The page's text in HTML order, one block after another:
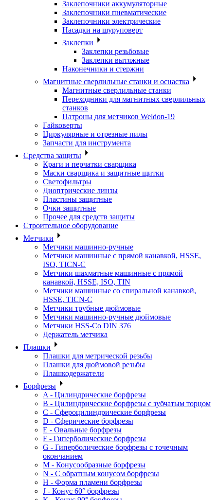
Заклепочники аккумуляторные
Заклепочники пневматические
Заклепочники электрические
Насадки на шуруповерт
Заклепки
Заклепки резьбовые
Заклепки вытяжные
Наконечники и стержни
Магнитные сверлильные станки и оснастка
Магнитные сверлильные станки
Переходники для магнитных сверлильных
станков
Патроны для метчиков Weldon-19
Гайковерты
Циркулярные и отрезные пилы
Запчасти для инструмента
Средства защиты
Краги и перчатки сварщика
Маски сварщика и защитные щитки
Светофильтры
Диоптрические линзы
Пластины защитные
Очки защитные
Прочее для средств защиты
Строительное оборудование
Метчики
Метчики машинно-ручные
Метчики машинные с прямой канавкой, HSSE,
ISO, TICN-C
Метчики шахматные машинные с прямой
канавкой, HSSE, ISO, TIN
Метчики машинные со спиральной канавкой,
HSSE, TICN-C
Метчики трубные дюймовые
Метчики машинно-ручные дюймовые
Метчики HSS-Co DIN 376
Держатель метчика
Плашки
Плашки для метрической резьбы
Плашки для дюймовой резьбы
Плашкодержатели
Борфрезы
A - Цилиндрические борфрезы
B - Цилиндрические борфрезы с зубчатым торцом
C - Сфероцилиндрические борфрезы
D - Сферические борфрезы
E - Овальные борфрезы
F - Гиперболические борфрезы
G - Гиперболические борфрезы с точечным
окончанием
M - Конусообразные борфрезы
N - С обратным конусом борфрезы
H - Форма пламени борфрезы
J - Конус 60° борфрезы